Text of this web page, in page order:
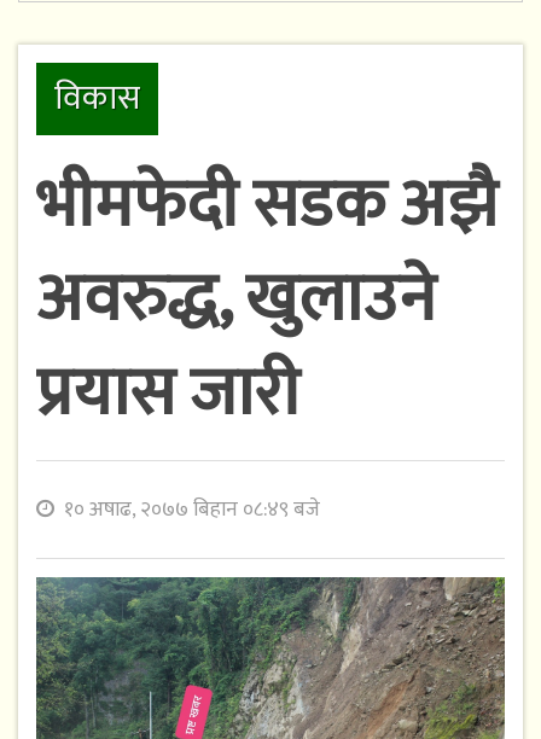
विकास
भीमफेदी सडक अझै
अवरुद्ध, खुलाउने
प्रयास जारी
१० अषाढ, २०७७ बिहान ०८:४९ बजे